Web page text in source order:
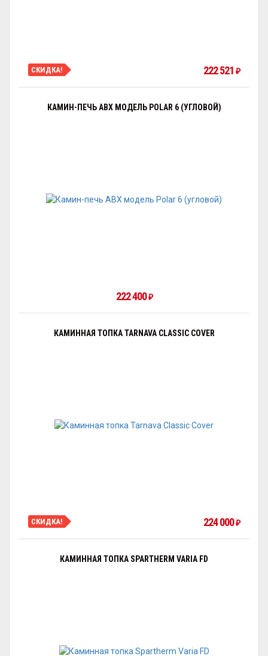
СКИДКА! 222 521 ₽
КАМИН-ПЕЧЬ ABX МОДЕЛЬ POLAR 6 (УГЛОВОЙ)
222 400₽
КАМИННАЯ ТОПКА TARNAVA CLASSIC COVER
СКИДКА! 224 000₽
КАМИННАЯ ТОПКА SPARTHERM VARIA FD